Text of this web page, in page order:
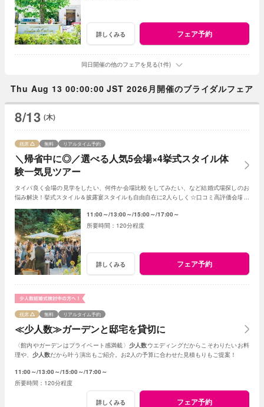
詳しくみる フェア予約
同日開催の他のフェアを見る(1件)
Thu Aug 13 00:00:00 JST 2026月開催のブライダルフェア
8/13 (木)
＼帰省中に◎／選べる人気5会場×4挙式スタイル体
験一気見ツアー
残席 無料 リアルタイム予約
タイパ良く会場の見学をしたい、何件か会場比較をしてみたい、など結婚式場探しのお
悩み解決！挙式スタイル＆披露宴スタイルも自由自在に2人らしく☆口コミ高評価会場を
11:00～ 13:00～ 15:00～ 17:00～
120分程度
詳しくみる フェア予約
≪少人数≫ガーデンと邸宅を貸切に
残席 無料 リアルタイム予約
〈館内やガーデンはプライベート感満載〉 少人数ウエディングだからこそわりたいお料
理や、 少人数だから叶う演出もご紹介。お2人の予算に合わせた見積もりもご提案！
11:00～ 13:00～ 15:00～ 17:00～
120分程度
詳しくみる フェア予約